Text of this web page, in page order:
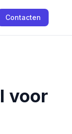
Contacten
voor